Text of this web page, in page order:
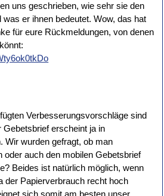
uns geschrieben, wie sehr sie den
er ihnen bedeutet. Wow, das hat
für eure Rückmeldungen, von denen
Verbesserungsvorschläge sind
Gebetsbrief erscheint ja in
Wir wurden gefragt, ob man
oder auch den mobilen Gebetsbrief
Beides ist natürlich möglich, wenn
der Papierverbrauch recht hoch